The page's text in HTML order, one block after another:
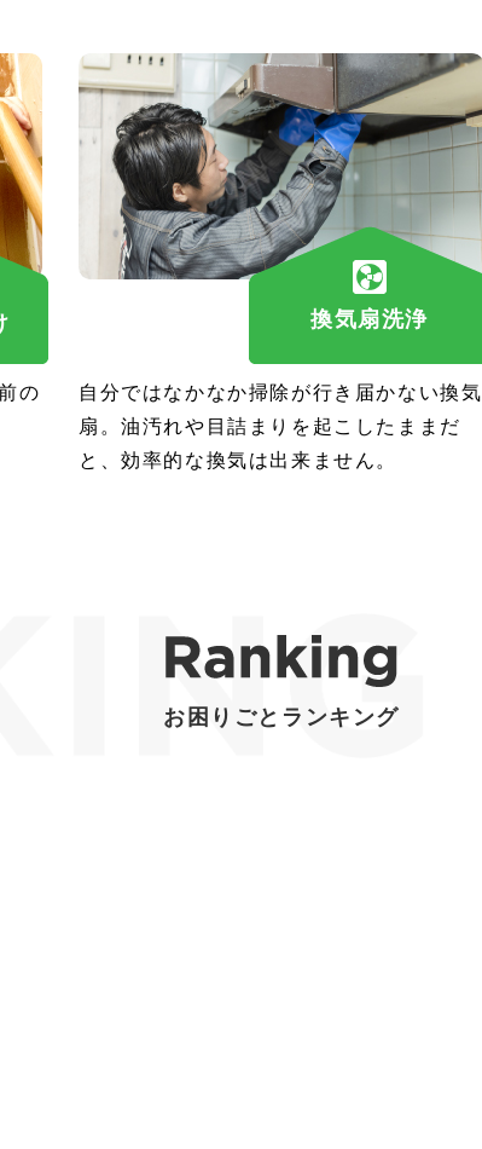
の
換気扇洗浄
自分ではなかなか掃除が行き届かない換気
扇。油汚れや目詰まりを起こしたままだ
と、効率的な換気は出来ません。
お困りごとランキング